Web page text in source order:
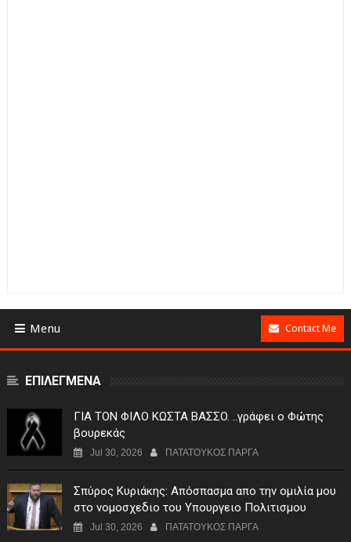
Menu Contact Me
ΕΠΙΛΕΓΜΕΝΑ
ΓIA TON ΦIΛO KΩΣTA BAΣΣO. ..γράφει ο Φώτης
βουρεκάς
Jul 30, 2026 ΠΑΤΑΤΟΥΚΟΣ ΠΑΡΓΑ
Σπύρος Κυριάκης: Απόσπασμα απο την ομιλία μου
στο νομοσχεδιο του Υπουργειο Πολιτισμου
Jul 30, 2026 ΠΑΤΑΤΟΥΚΟΣ ΠΑΡΓΑ